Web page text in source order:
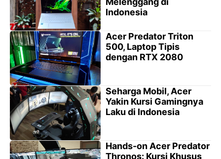
Indonesia
Acer Predator Triton
500, Laptop Tipis
dengan RTX 2080
Seharga Mobil, Acer
Yakin Kursi Gamingnya
Laku di Indonesia
Hands-on Acer Predator
Thronos: Kursi Khusus